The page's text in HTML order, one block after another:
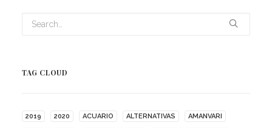
TAG CLOUD
2019 2020 ACUARIO ALTERNATIVAS AMANVARI